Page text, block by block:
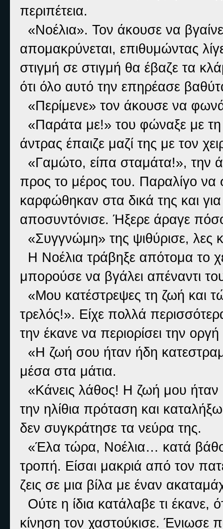
περιπέτεια.
«Νοέλια». Τον άκουσε να
απομακρύνεται, επιθυμώντας
στιγμή σε στιγμή θα έβαζε τα
ότι όλο αυτό την επηρέασε
«Περίμενε» τον άκουσε να
«Παράτα με!» του φώναξε με τη
άντρας έπαιζε μαζί της με τον
«Γαμώτο, είπα σταμάτα!», την
προς το μέρος του. Παραλίγο να
καρφώθηκαν στα δικά της και
αποσυντόνισε. Ήξερε άραγε
«Συγγνώμη» της ψιθύρισε, λες
Η Νοέλια τράβηξε απότομα το
μπορούσε να βγάλει απέναντι
«Μου κατέστρεψες τη ζωή και
τρελός!». Είχε πολλά
την έκανε να περιορίσει την οργή
«Η ζωή σου ήταν ήδη
μέσα στα μάτια.
«Κάνεις λάθος! Η ζωή μου
την ηλίθια πρόταση και
δεν συγκράτησε τα νεύρα της.
«Έλα τώρα, Νοέλια… κατά
τροπή. Είσαι μακριά από τον
ζεις σε μια βίλα με έναν
Ούτε η ίδια κατάλαβε τι έκανε,
κίνηση τον χαστούκισε.